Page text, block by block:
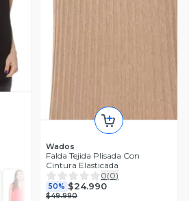
Wados
Falda Tejida Plisada Con
Cintura Elasticada
0(0)
50% $24.990
$49.990